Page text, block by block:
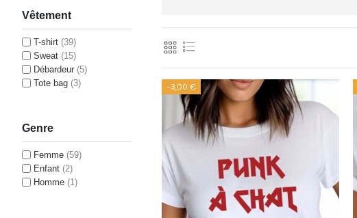
-3,00 €
Vêtement
T-shirt (39)
Sweat (15)
Débardeur (5)
Tote bag (3)
Genre
Femme (59)
Enfant (2)
Homme (1)